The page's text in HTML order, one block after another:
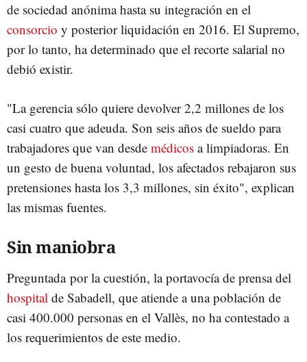
de sociedad anónima hasta su integración en el
consorcio y posterior liquidación en 2016. El Supremo,
por lo tanto, ha determinado que el recorte salarial no
debió existir.
"La gerencia sólo quiere devolver 2,2 millones de los
casi cuatro que adeuda. Son seis años de sueldo para
trabajadores que van desde médicos a limpiadoras. En
un gesto de buena voluntad, los afectados rebajaron sus
pretensiones hasta los 3,3 millones, sin éxito", explican
las mismas fuentes.
Sin maniobra
Preguntada por la cuestión, la portavocía de prensa del
hospital de Sabadell, que atiende a una población de
casi 400.000 personas en el Vallès, no ha contestado a
los requerimientos de este medio.